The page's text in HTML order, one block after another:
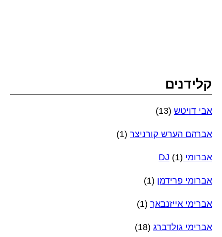
קלידנים
אבי דויטש (13)
אברהם הערש קורניצר (1)
אברומי DJ (1)
אברומי פרידמן (1)
אברימי אייזנבאך (1)
אברימי גולדברג (18)